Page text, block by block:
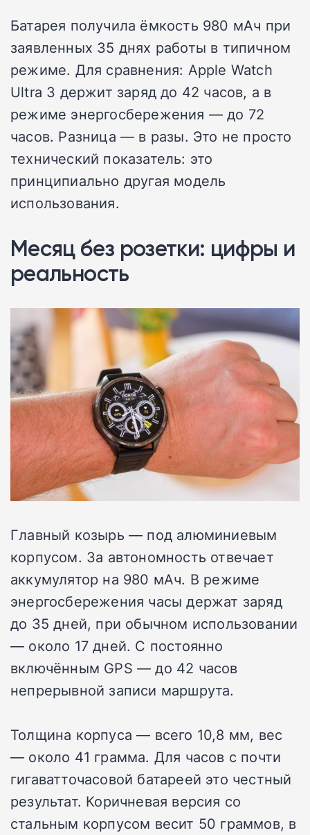
Батарея получила ёмкость 980 мАч при
заявленных 35 днях работы в типичном
режиме. Для сравнения: Apple Watch
Ultra 3 держит заряд до 42 часов, а в
режиме энергосбережения — до 72
часов. Разница — в разы. Это не просто
технический показатель: это
принципиально другая модель
использования.
Месяц без розетки: цифры и
реальность
Главный козырь — под алюминиевым
корпусом. За автономность отвечает
аккумулятор на 980 мАч. В режиме
энергосбережения часы держат заряд
до 35 дней, при обычном использовании
— около 17 дней. С постоянно
включённым GPS — до 42 часов
непрерывной записи маршрута.
Толщина корпуса — всего 10,8 мм, вес
— около 41 грамма. Для часов с почти
гигаватточасовой батареей это честный
результат. Коричневая версия со
стальным корпусом весит 50 граммов, в